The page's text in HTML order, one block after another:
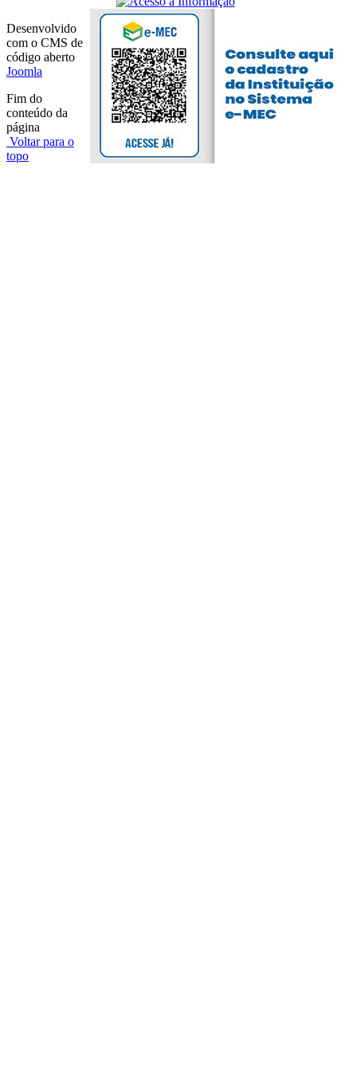
Desenvolvido
com o CMS de
código aberto
Joomla
Fim do
conteúdo da
página
Voltar para o
topo